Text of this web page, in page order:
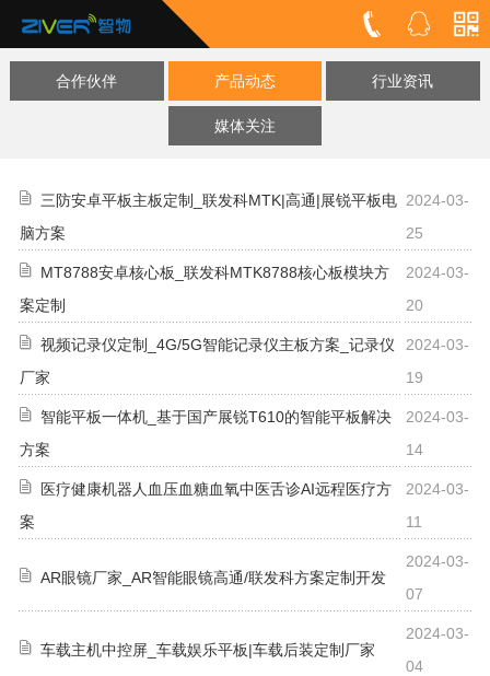
合作伙伴 产品动态 行业资讯
媒体关注
三防安卓平板主板定制_联发科MTK|高通|展锐平板电
脑方案
2024-03-
25
MT8788安卓核心板_联发科MTK8788核心板模块方
案定制
2024-03-
20
视频记录仪定制_4G/5G智能记录仪主板方案_记录仪
厂家
2024-03-
19
智能平板一体机_基于国产展锐T610的智能平板解决
方案
2024-03-
14
医疗健康机器人血压血糖血氧中医舌诊AI远程医疗方
案
2024-03-
11
AR眼镜厂家_AR智能眼镜高通/联发科方案定制开发
2024-03-
07
车载主机中控屏_车载娱乐平板|车载后装定制厂家
2024-03-
04